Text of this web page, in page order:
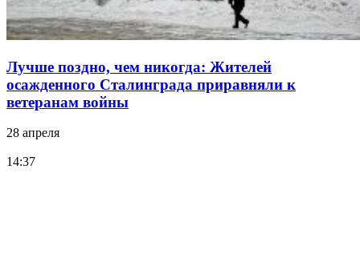
Лучше поздно, чем никогда: Жителей
осажденного Сталинграда приравняли к
ветеранам войны
28 апреля
14:37